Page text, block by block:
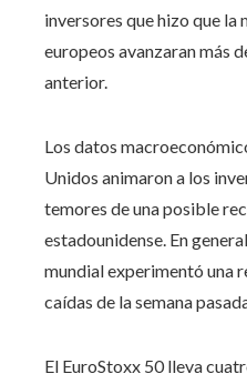
inversores que hizo que la
europeos avanzaran más
anterior.
Los datos
Unidos animaron a los
temores de una posible
estadounidense. En
mundial experimentó una
caídas de la semana
El EuroStoxx 50 lleva